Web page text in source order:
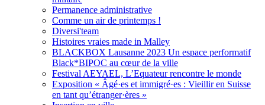
Permanence administrative
Comme un air de printemps !
Diversi'team
Histoires vraies made in Malley
BLACKBOX Lausanne 2023 Un espace performatif
Black*BIPOC au cœur de la ville
Festival AEYAEL, L’Equateur rencontre le monde
Exposition « Âgé·es et immigré·es : Vieillir en Suisse
en tant qu’étranger·ères »